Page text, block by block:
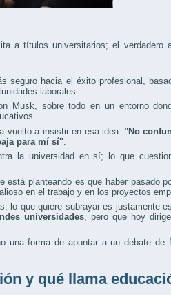
a títulos universitarios; el verdadero
seguro hacia el éxito profesional,
laborales.
Musk, sobre todo en un entorno
vuelto a insistir en esa idea: " No
para mí sí"
la universidad en sí; lo que
planteando es que haber pasado
en el trabajo y en los proyectos
lo que quiere subrayar es justamente
universidades, pero que hoy
una forma de apuntar a un debate de
y qué llama